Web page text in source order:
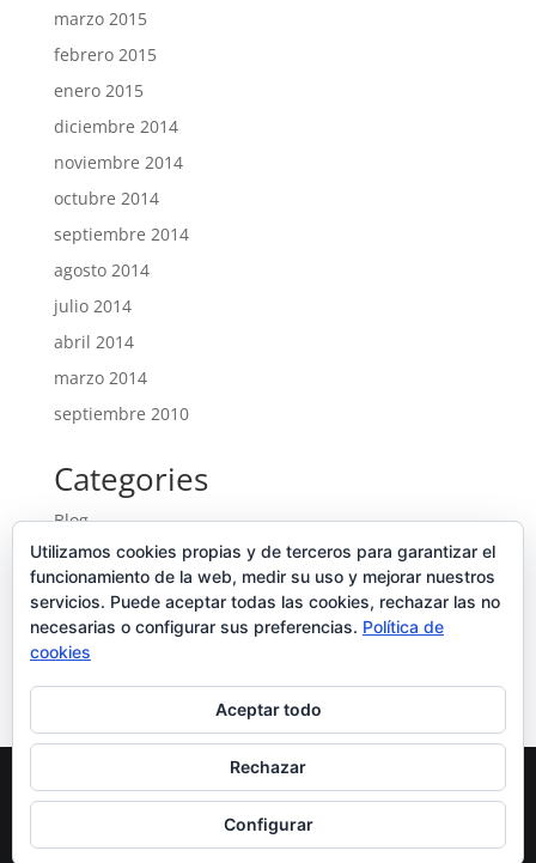
marzo 2015
febrero 2015
enero 2015
diciembre 2014
noviembre 2014
octubre 2014
septiembre 2014
agosto 2014
julio 2014
abril 2014
marzo 2014
septiembre 2010
Categories
Blog
Entrades
Ofertes noves
Portfolio
Uncategorized
Elegant Themes| Desarrollado por
WordPress
Utilizamos cookies propias y de terceros para garantizar el
funcionamiento de la web, medir su uso y mejorar nuestros
servicios. Puede aceptar todas las cookies, rechazar las no
necesarias o configurar sus preferencias. Política de
cookies
Aceptar todo
Rechazar
Configurar